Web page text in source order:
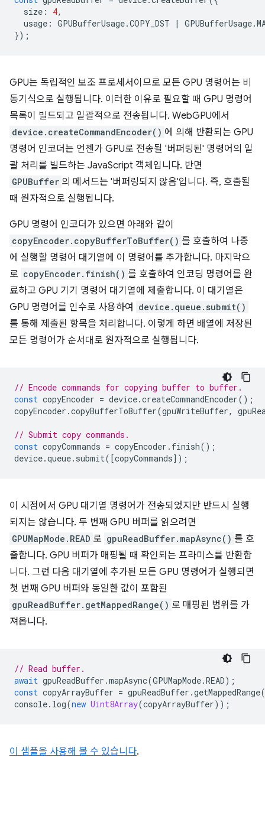
size : 4,
usage : GPUBufferUsage.COPY_DST | GPUBufferUsage.
});
GPU는 독립적인 보조 프로세서이므로 모든 GPU 명령어는 비
동기식으로 실행됩니다. 이러한 이유로 필요할 때 GPU 명령어
목록이 빌드되고 일괄적으로 전송됩니다. WebGPU에서
device.createCommandEncoder() 에 의해 반환되는 GPU
명령어 인코더는 언젠가 GPU로 전송될 '버퍼링된' 명령어의 일
괄 처리를 빌드하는 JavaScript 객체입니다. 반면
GPUBuffer 의 메서드는 '버퍼링되지 않음'입니다. 즉, 호출될
때 원자적으로 실행됩니다.
GPU 명령어 인코더가 있으면 아래와 같이
copyEncoder.copyBufferToBuffer() 를 호출하여 나중
에 실행할 명령어 대기열에 이 명령어를 추가합니다. 마지막으
로 copyEncoder.finish() 를 호출하여 인코딩 명령어를 완
료하고 GPU 기기 명령어 대기열에 제출합니다. 이 대기열은
GPU 명령어를 인수로 사용하여
device.queue.submit()
를 통해 제출된 항목을 처리합니다. 이렇게 하면 배열에 저장된
모든 명령어가 순서대로 원자적으로 실행됩니다.
// Encode commands for copying buffer to buffer.
const copyEncoder = device.createCommandEncoder();
copyEncoder .copyBufferToBuffer(gpuWriteBuffer,
// Submit copy commands.
const copyCommands = copyEncoder . finish();
device.queue. submit([copyCommands]);
이 시점에서 GPU 대기열 명령어가 전송되었지만 반드시 실행
되지는 않습니다. 두 번째 GPU 버퍼를 읽으려면
GPUMapMode.READ 로 gpuReadBuffer.mapAsync() 를 호
출합니다. GPU 버퍼가 매핑될 때 확인되는 프라미스를 반환합
니다. 그런 다음 대기열에 추가된 모든 GPU 명령어가 실행되면
첫 번째 GPU 버퍼와 동일한 값이 포함된
gpuReadBuffer.getMappedRange() 로 매핑된 범위를 가
져옵니다.
// Read buffer.
await gpuReadBuffer .mapAsync(GPUMapMode.READ);
const copyArrayBuffer = gpuReadBuffer .getMappedRange
console. log(new Uint8Array(copyArrayBuffer));
이 샘플을 사용해 볼 수 있습니다.